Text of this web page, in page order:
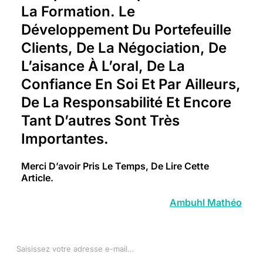
La Formation. Le
Développement Du Portefeuille
Clients, De La Négociation, De
L’aisance À L’oral, De La
Confiance En Soi Et Par Ailleurs,
De La Responsabilité Et Encore
Tant D’autres Sont Très
Importantes.
Merci D’avoir Pris Le Temps, De Lire Cette
Article.
Ambuhl Mathéo